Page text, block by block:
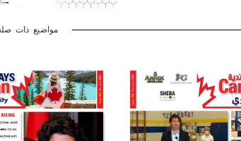
مواضيع ذات